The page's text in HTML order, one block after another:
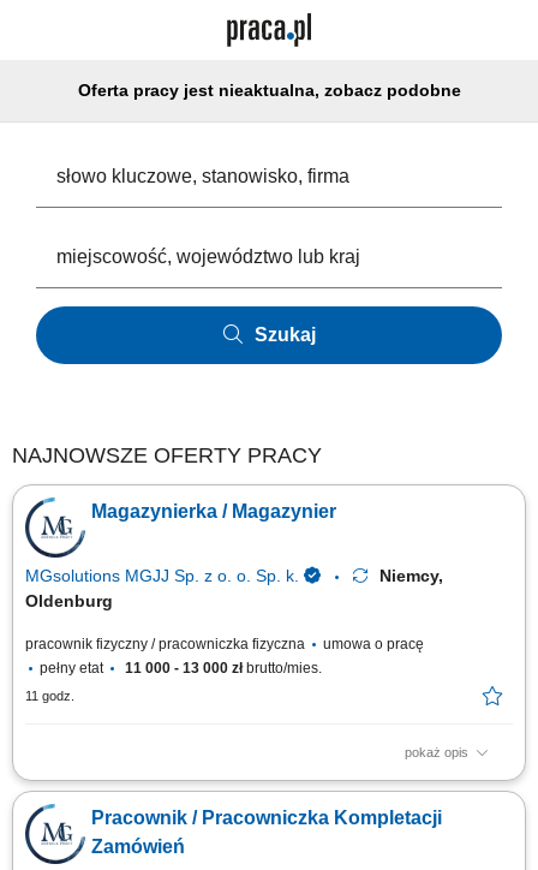
Oferta pracy jest nieaktualna, zobacz podobne
Szukaj
NAJNOWSZE OFERTY PRACY
Magazynierka / Magazynier
MGsolutions MGJJ Sp. z o. o. Sp. k.
Niemcy,
Oldenburg
pracownik fizyczny / pracowniczka fizyczna
umowa o pracę
pełny etat
11 000 - 13 000 złbrutto/mies.
11 godz.
pokaż opis
Zakres zadań: Realizacja zamówień (Order Picker) na dziale owoców i
warzyw; Praca z systemem słuchawkowym w języku polskim; Układanie
towaru i kontrola jego jakości; Drobne i proste prace pomocnicze w
magazynie;
Pracownik / Pracowniczka Kompletacji
Zamówień